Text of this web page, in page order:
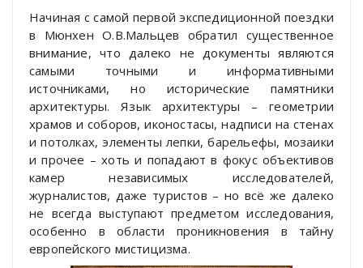
Начиная с самой первой экспедиционной поездки
в Мюнхен О.В.Мальцев обратил существенное
внимание, что далеко не документы являются
самыми точными и информативными
источниками, но исторические памятники
архитектуры. Язык архитектуры – геометрии
храмов и соборов, иконостасы, надписи на стенах
и потолках, элементы лепки, барельефы, мозаики
и прочее – хоть и попадают в фокус объективов
камер независимых исследователей,
журналистов, даже туристов – но всё же далеко
не всегда выступают предметом исследования,
особенно в области проникновения в тайну
европейского мистицизма.